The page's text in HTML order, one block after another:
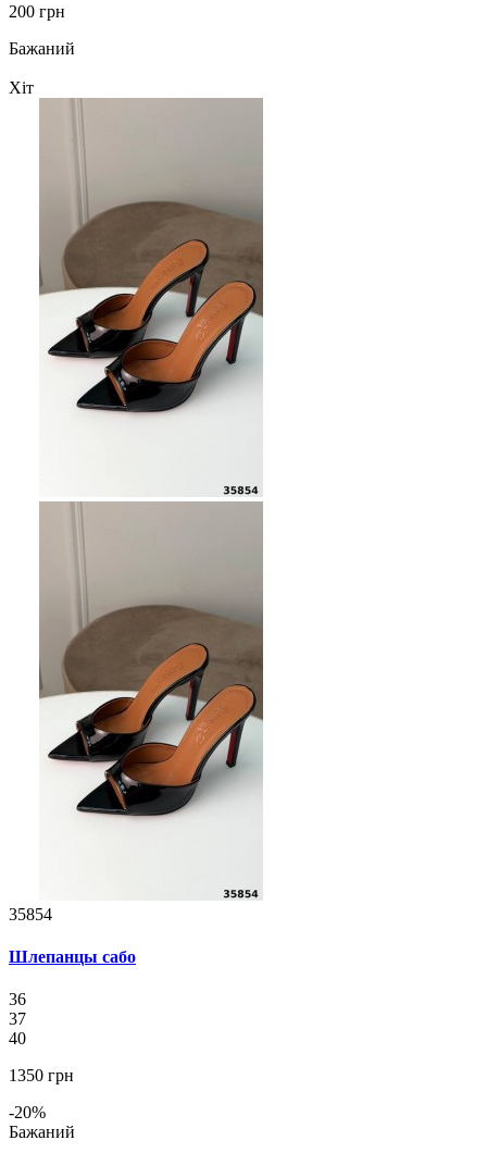
200 грн
Бажаний
Хіт
35854
Шлепанцы сабо
36
37
40
1350 грн
-20%
Бажаний